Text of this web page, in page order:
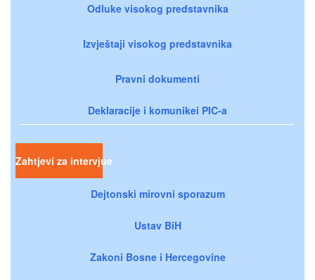
Odluke visokog predstavnika
Izvještaji visokog predstavnika
Pravni dokumenti
Deklaracije i komunikei PIC-a
Zahtjevi za intervjue
Dejtonski mirovni sporazum
Ustav BiH
Zakoni Bosne i Hercegovine